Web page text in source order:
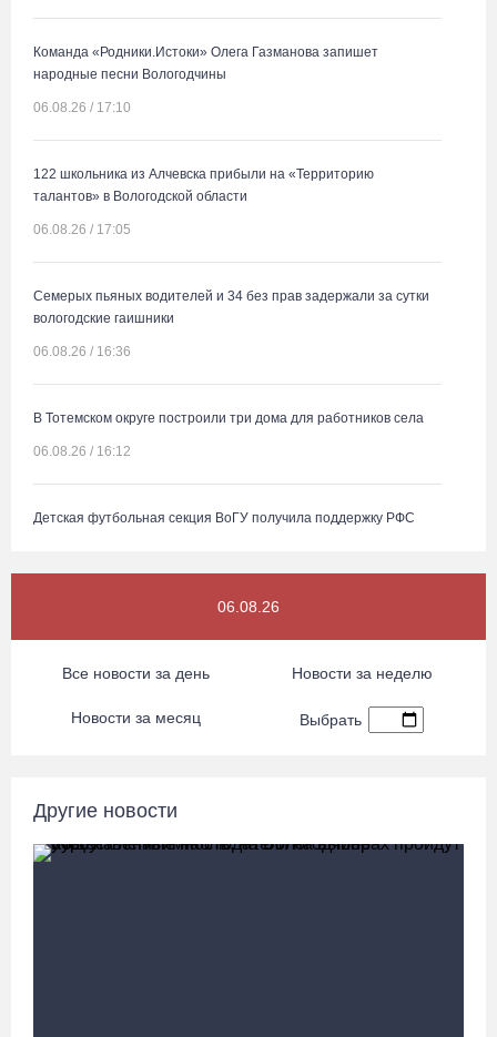
Команда «Родники.Истоки» Олега Газманова запишет
народные песни Вологодчины
06.08.26 / 17:10
122 школьника из Алчевска прибыли на «Территорию
талантов» в Вологодской области
06.08.26 / 17:05
Семерых пьяных водителей и 34 без прав задержали за сутки
вологодские гаишники
06.08.26 / 16:36
В Тотемском округе построили три дома для работников села
06.08.26 / 16:12
Детская футбольная секция ВоГУ получила поддержку РФС
по Пушкинской карте
06.08.26 / 15:40
Четверых вологжан осудили за попытку распространения 2,5 кг
06.08.26
Все новости за день Новости за неделю
Новости за месяц Выбрать
Другие новости